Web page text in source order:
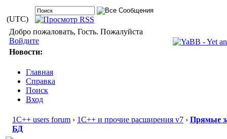
(UTC)
Добро пожаловать, Гость. Пожалуйста
Войдите
Новости:
Главная
Справка
Поиск
Вход
1С++ users forum › 1С++ и прочие расширения v7 › Прямые
БД